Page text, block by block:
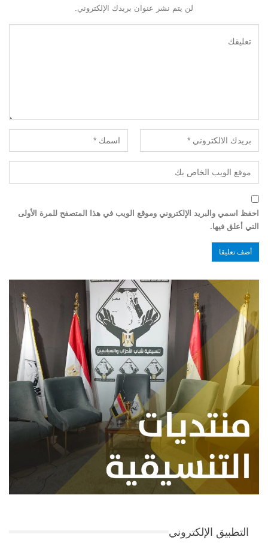
لن يتم نشر عنوان بريدك الإلكتروني.
احفظ اسمي والبريد الإلكتروني وموقع الويب في هذا المتصفح للمرة الأولى
التي أعلق فيها.
التطبيق الإلكتروني